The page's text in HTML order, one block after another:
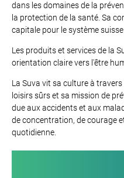
dans les domaines de la
la protection de la santé. Sa
capitale pour le système
Les produits et services de la
orientation claire vers l'être
La Suva vit sa culture à
loisirs sûrs et sa mission de
due aux accidents et aux
de concentration, de courage
quotidienne.